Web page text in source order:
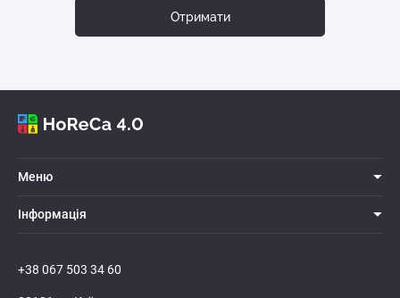
Отримати
Меню
Iнформацiя
+38 067 503 34 60